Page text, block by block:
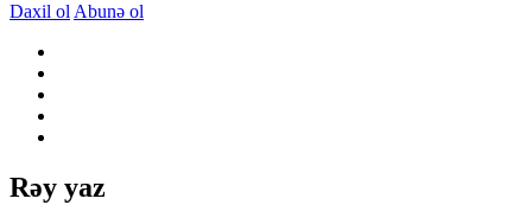
Daxil ol Abunə ol
Rəy yaz